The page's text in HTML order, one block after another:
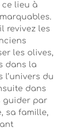
ce lieu à
revivez les
les olives,
dans la
l’univers du
dans
guider par
sa famille,